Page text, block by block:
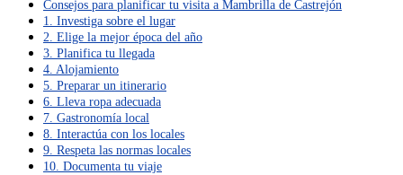
Consejos para planificar tu visita a Mambrilla de Castrejón
1. Investiga sobre el lugar
2. Elige la mejor época del año
3. Planifica tu llegada
4. Alojamiento
5. Preparar un itinerario
6. Lleva ropa adecuada
7. Gastronomía local
8. Interactúa con los locales
9. Respeta las normas locales
10. Documenta tu viaje